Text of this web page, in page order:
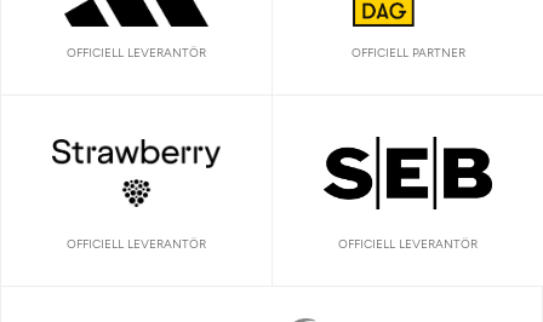
OFFICIELL LEVERANTÖR OFFICIELL PARTNER
OFFICIELL LEVERANTÖR OFFICIELL LEVERANTÖR